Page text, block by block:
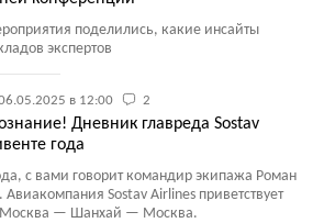
поделились, какие инсайты
экспертов
в 12:00 2
Дневник главреда Sostav
года
с вами говорит командир экипажа Роман
Авиакомпания Sostav Airlines приветствует
Москва — Шанхай — Москва.